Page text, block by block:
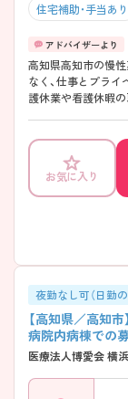
住宅補助・手当あり
高知県高知市の慢
なく、仕事とプラ
護休業や看護休暇
お伝えしますので
お気に入り
夜勤なし可（日勤の
【高知県／高知
病院内病棟での
医療法人博愛会 横